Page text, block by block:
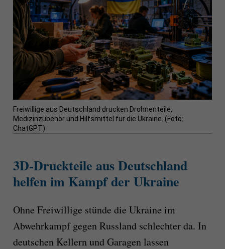
Freiwillige aus Deutschland drucken Drohnenteile,
Medizinzubehör und Hilfsmittel für die Ukraine. (Foto:
ChatGPT)
3D-Druckteile aus Deutschland
helfen im Kampf der Ukraine
Ohne Freiwillige stünde die Ukraine im
Abwehrkampf gegen Russland schlechter da. In
deutschen Kellern und Garagen lassen